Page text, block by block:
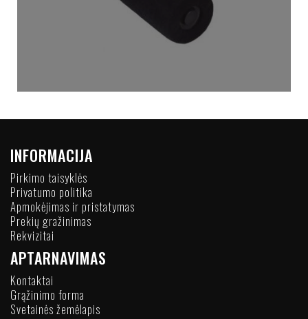
INFORMACIJA
Pirkimo taisyklės
Privatumo politika
Apmokėjimas ir pristatymas
Prekių gražinimas
Rekvizitai
APTARNAVIMAS
Kontaktai
Grąžinimo forma
Svetainės žemėlapis